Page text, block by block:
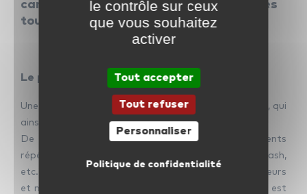
car ce sont ces derniers qui frapperont les
touches.
Le poignet en « position neutre »
Une bonne position du poignet stabilisera vos doigts, qui
ainsi se déplaceront librement.
De plus, comme pour toute activité à mouvements
répétitifs (taper à l’ordinateur, coudre, jouer au squash,
etc.), la pratique du piano peut exposer à des douleurs
et même au syndrome du canal carpien si le poignet est
le contrôle sur ceux
que vous souhaitez
activer
Tout accepter
Tout refuser
Personnaliser
Politique de confidentialité